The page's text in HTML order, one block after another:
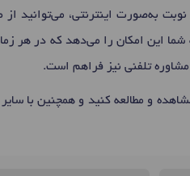
به‌صورت اینترنتی، می‌توانید
این امکان را می‌دهد که در هر
تلفنی نیز فراهم است.
و مطالعه کنید و همچنین با